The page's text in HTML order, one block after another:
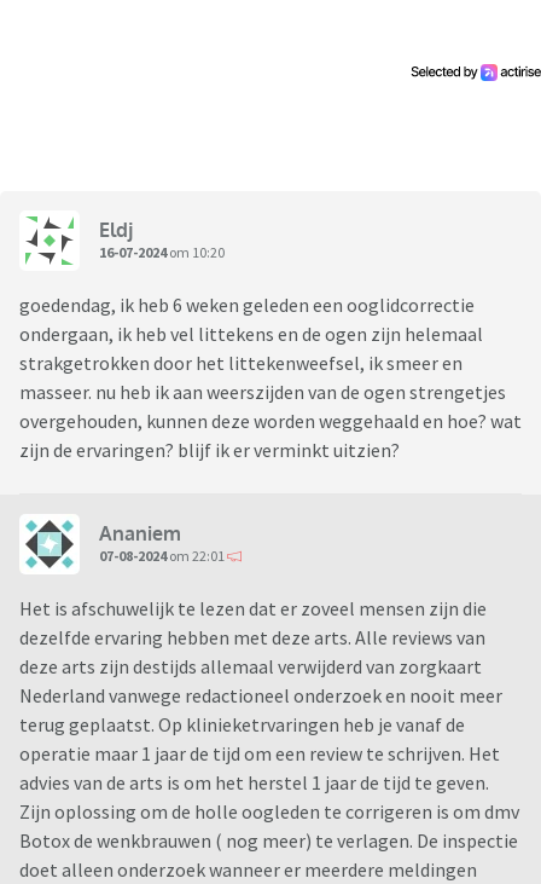
Ik ben benieuwd naar andere ervaringen en ik hoop dat ik
Eldj
16-07-2024om 10:20
goedendag, ik heb 6 weken geleden een ooglidcorrectie
ondergaan, ik heb vel littekens en de ogen zijn helemaal
strakgetrokken door het littekenweefsel, ik smeer en
masseer. nu heb ik aan weerszijden van de ogen strengetjes
overgehouden, kunnen deze worden weggehaald en hoe? wat
zijn de ervaringen? blijf ik er verminkt uitzien?
Ananiem
07-08-2024om 22:01
Het is afschuwelijk te lezen dat er zoveel mensen zijn die
dezelfde ervaring hebben met deze arts. Alle reviews van
deze arts zijn destijds allemaal verwijderd van zorgkaart
Nederland vanwege redactioneel onderzoek en nooit meer
terug geplaatst. Op klinieketrvaringen heb je vanaf de
operatie maar 1 jaar de tijd om een review te schrijven. Het
advies van de arts is om het herstel 1 jaar de tijd te geven.
Zijn oplossing om de holle oogleden te corrigeren is om dmv
Botox de wenkbrauwen ( nog meer) te verlagen. De inspectie
doet alleen onderzoek wanneer er meerdere meldingen